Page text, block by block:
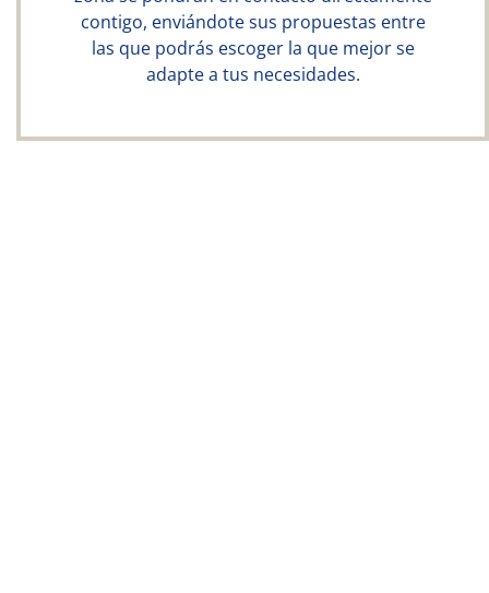
contigo, enviándote sus propuestas entre
las que podrás escoger la que mejor se
adapte a tus necesidades.